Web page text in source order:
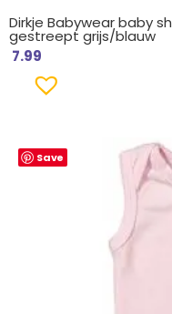
Dirkje Babywear baby
gestreept grijs/blauw
7.99
Save